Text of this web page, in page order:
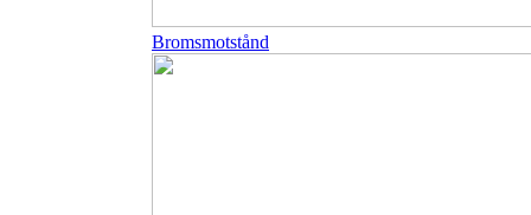
Bromsmotstånd